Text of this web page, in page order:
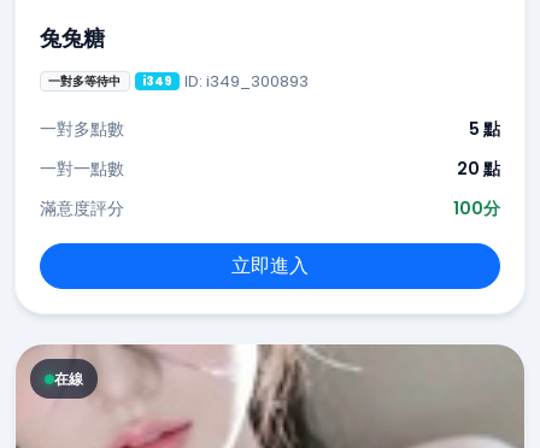
兔兔糖
一對多等待中 i349 ID: i349_300893
一對多點數
5 點
一對一點數
20 點
滿意度評分
100分
立即進入
在線